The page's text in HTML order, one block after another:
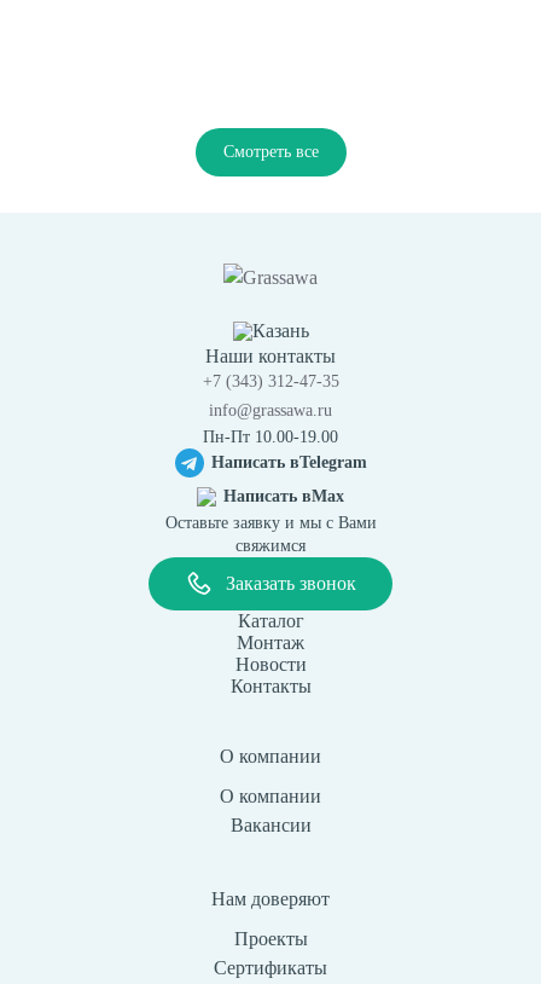
Смотреть все
Казань
Наши контакты
+7 (343) 312-47-35
info@grassawa.ru
Пн-Пт 10.00-19.00
Написать вTelegram
Написать вMax
Оставьте заявку и мы с Вами
свяжимся
Заказать звонок
Каталог
Монтаж
Новости
Контакты
О компании
О компании
Вакансии
Нам доверяют
Проекты
Сертификаты